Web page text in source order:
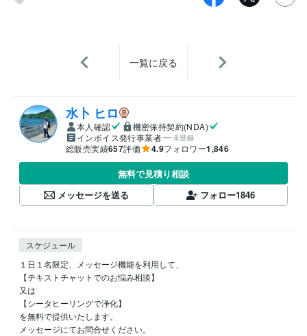
一覧に戻る
水卜 ヒロ
本人確認
機密保持契約(NDA)
インボイス発行事業者
未登録
総販売実績657評価 4.9フォロワー1,846
無料で見積り相談
メッセージを送る
フォロー1846
スケジュール
１日１名限定、メッセージ機能を利用して、
【テキストチャットでのお悩み相談】
又は
【シータヒーリングで浄化】
を無料で提供いたします。
メッセージにてお問合せください。